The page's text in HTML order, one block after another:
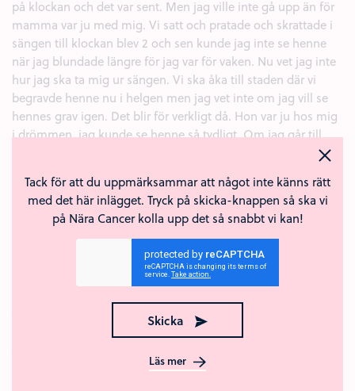
Tack för att du uppmärksammar att något inte känns rätt
med det här inlägget. Tryck på skicka-knappen så ska vi
på Nära Cancer kolla upp det så snabbt vi kan!
Skicka
Läs mer
på klockan och det var sent. Men jag ville inte gå upp än för
mamma var ju med mig. Vi satt och pratade och skrattade i
sängen till klockan blev 2 och sen kunde jag inte se henne
när jag blundade längre för jag var för vaken. Nu vet jag inte
hur jag ska ta mig ur sängen. Vi ska åka till staden där vi
begravde henne nu i helgen men jag vet inte om jag vill se
hennes grav igen. Det blir för verkligt då. Hon var ju hos mig
i drömmen, jag kunde se henne så tydligt. Om jag går till
Anmäl Svara Kärlek (1) +
Anonym
Igår fick jag beskedet om att min mamma har cancer. Enligt
läkarna har tumören funnits i ett par år. Jag är i chock. Inte
min mamma. Jag är helt förstörd och bryter ihop hela tiden.
Jag har tagit ledigt från jobbet för att kunna vara med henne.
Hon försöker att inte visa det men jag ser att hon är så rädd.
bryta ihop framför henne. Jag vill vara stark för henne om